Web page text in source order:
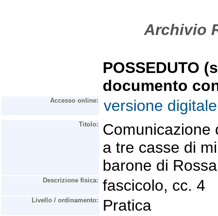
Archivio
POSSEDUTO
documento
Accesso online: versione digitale
Titolo:
Comunicazione
a tre casse di
barone di
Descrizione fisica: fascicolo, cc. 4
Livello / ordinamento: Pratica